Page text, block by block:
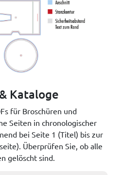
Kataloge
für Broschüren und
Seiten in chronologischer
bei Seite 1 (Titel) bis zur
Überprüfen Sie, ob alle
gelöscht sind.